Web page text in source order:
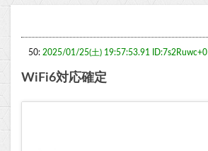
50: 2025/01/25(土) 19:57:53.91 ID:7s2Ruwc+0
WiFi6対応確定